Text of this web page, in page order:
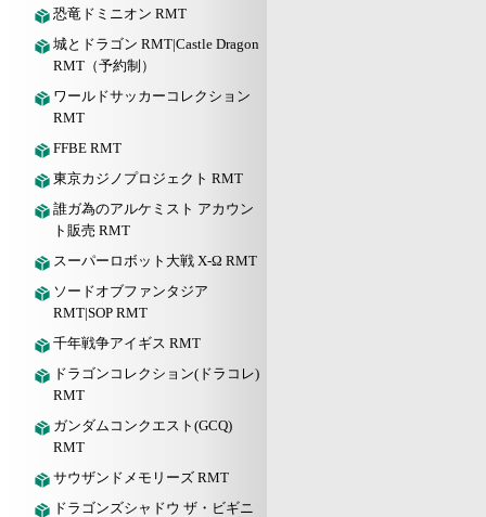
恐竜ドミニオン RMT
城とドラゴン RMT|Castle Dragon
RMT（予約制）
ワールドサッカーコレクション
RMT
FFBE RMT
東京カジノプロジェクト RMT
誰ガ為のアルケミスト アカウン
ト販売 RMT
スーパーロボット大戦 X-Ω RMT
ソードオブファンタジア
RMT|SOP RMT
千年戦争アイギス RMT
ドラゴンコレクション(ドラコレ)
RMT
ガンダムコンクエスト(GCQ)
RMT
サウザンドメモリーズ RMT
ドラゴンズシャドウ ザ・ビギニ